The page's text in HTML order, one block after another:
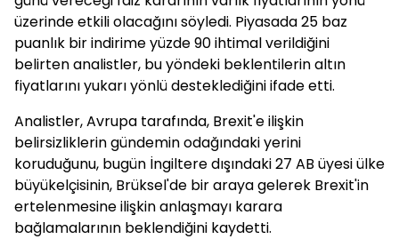
üzerinde etkili olacağını söyledi. Piyasada 25 baz
puanlık bir indirime yüzde 90 ihtimal verildiğini
belirten analistler, bu yöndeki beklentilerin altın
fiyatlarını yukarı yönlü desteklediğini ifade etti.
Analistler, Avrupa tarafında, Brexit'e ilişkin
belirsizliklerin gündemin odağındaki yerini
koruduğunu, bugün İngiltere dışındaki 27 AB üyesi ülke
büyükelçisinin, Brüksel'de bir araya gelerek Brexit'in
ertelenmesine ilişkin anlaşmayı karara
bağlamalarının beklendiğini kaydetti.